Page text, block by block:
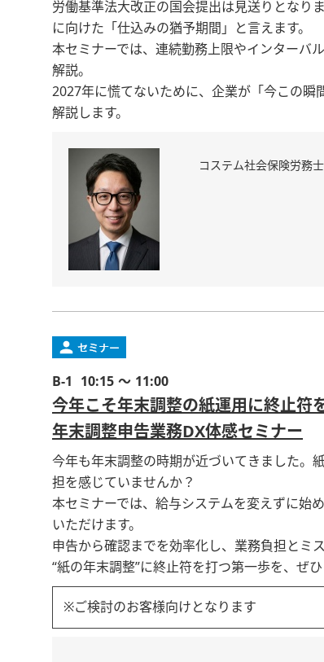
労働基準法大改正の国会提出は見送りとなり
に向けた「仕込みの猶予期間」と言えます。
本セミナーでは、連続勤務上限やインターバ
解説。
2027年に慌てないために、企業が「今この
解説します。
コステム社会保険労
B-1 10:15 ～ 11:00
今年こそ年末調整の紙運用に終止符
年末調整申告業務DX体感セミナー
今年も年末調整の時期が近づいてきました。
担を感じていませんか？
本セミナーでは、給与システムを変えずに始
いただけます。
申告から確認までを効率化し、業務負担とミ
“紙の年末調整”に終止符を打つ第一歩を、ぜひ
※ご検討のお客様向けとなります